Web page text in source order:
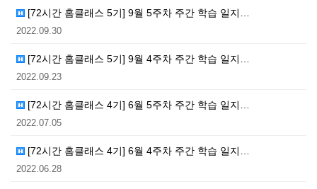
[72시간 홈클래스 5기] 9월 5주차 주간 학습 일지…
2022.09.30
[72시간 홈클래스 5기] 9월 4주차 주간 학습 일지…
2022.09.23
[72시간 홈클래스 4기] 6월 5주차 주간 학습 일지…
2022.07.05
[72시간 홈클래스 4기] 6월 4주차 주간 학습 일지…
2022.06.28